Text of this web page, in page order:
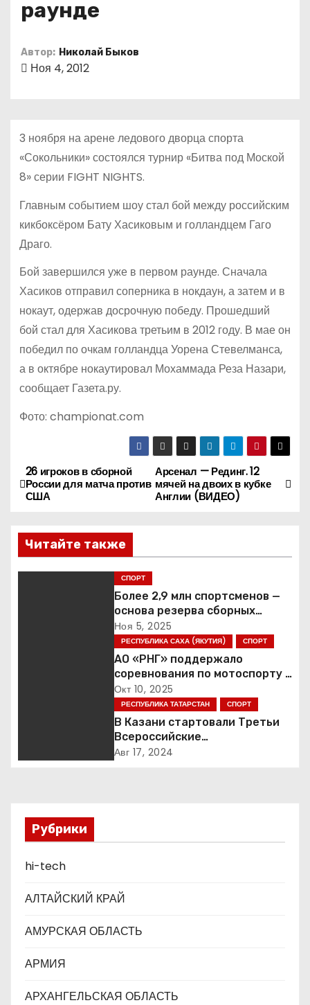
раунде
Автор: Николай Быков
Ноя 4, 2012
3 ноября на арене ледового дворца спорта
«Сокольники» состоялся турнир «Битва под Моской
8» серии FIGHT NIGHTS.
Главным событием шоу стал бой между российским
кикбоксёром Бату Хасиковым и голландцем Гаго
Драго.
Бой завершился уже в первом раунде. Сначала
Хасиков отправил соперника в нокдаун, а затем и в
нокаут, одержав досрочную победу. Прошедший
бой стал для Хасикова третьим в 2012 году. В мае он
победил по очкам голландца Уорена Стевелманса,
а в октябре нокаутировал Мохаммада Реза Назари,
сообщает Газета.ру.
Фото: championat.com
Н
а
в
и
п
м
Арсенал — Рединг. 12
мячей на двоих в кубке
Англии (ВИДЕО)
26 игроков в сборной
России для матча против
США
Читайте также
СПОРТ
Более 2,9 млн спортсменов —
основа резерва сборных
России
Ноя 5, 2025
РЕСПУБЛИКА САХА (ЯКУТИЯ) СПОРТ
АО «РНГ» поддержало
соревнования по мотоспорту в
Якутии
Окт 10, 2025
РЕСПУБЛИКА ТАТАРСТАН СПОРТ
В Казани стартовали Третьи
Всероссийские
Трансплантационные Игры
Авг 17, 2024
Рубрики
hi-tech
АЛТАЙСКИЙ КРАЙ
АМУРСКАЯ ОБЛАСТЬ
АРМИЯ
АРХАНГЕЛЬСКАЯ ОБЛАСТЬ